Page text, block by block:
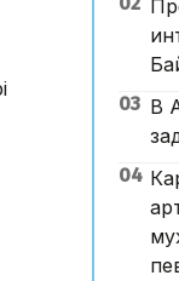
14:52,
14:05,
рет
03 В
04